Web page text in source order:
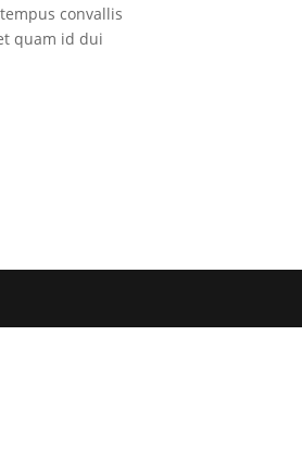
convallis
quam id dui